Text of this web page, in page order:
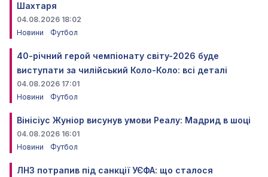
Шахтаря
04.08.2026 18:02
Новини
Футбол
40-річний герой чемпіонату світу-2026 буде
виступати за чилійський Коло-Коло: всі деталі
04.08.2026 17:01
Новини
Футбол
Вінісіус Жуніор висунув умови Реалу: Мадрид в шоці
04.08.2026 16:01
Новини
Футбол
ЛНЗ потрапив під санкції УЄФА: що сталося